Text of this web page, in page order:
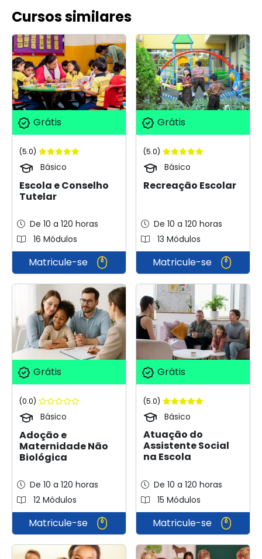
Cursos similares
Grátis
(5.0)
Básico
Escola e Conselho
Tutelar
De 10 a 120 horas
16 Módulos
Matricule-se
Grátis
(5.0)
Básico
Recreação Escolar
De 10 a 120 horas
13 Módulos
Matricule-se
Grátis
(0.0)
Básico
Adoção e
Maternidade Não
Biológica
De 10 a 120 horas
12 Módulos
Matricule-se
Grátis
(5.0)
Básico
Atuação do
Assistente Social
na Escola
De 10 a 120 horas
15 Módulos
Matricule-se